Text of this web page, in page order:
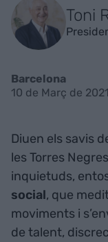
Toni
Barcelona
10 de Març de
Diuen els savis
les Torres
inquietuds,
social, que
moviments i
de talent,